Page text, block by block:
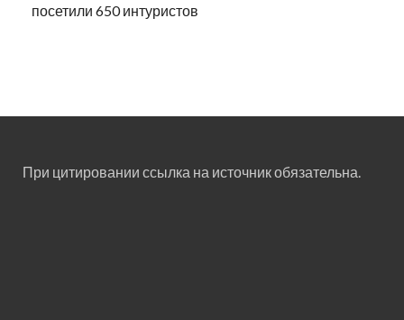
посетили 650 интуристов
При цитировании ссылка на источник обязательна.